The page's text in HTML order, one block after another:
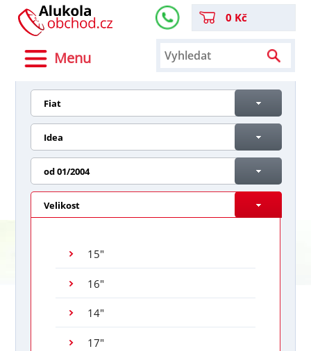
Menu
0 Kč
Fiat
Idea
od 01/2004
Velikost
15"
16"
14"
17"